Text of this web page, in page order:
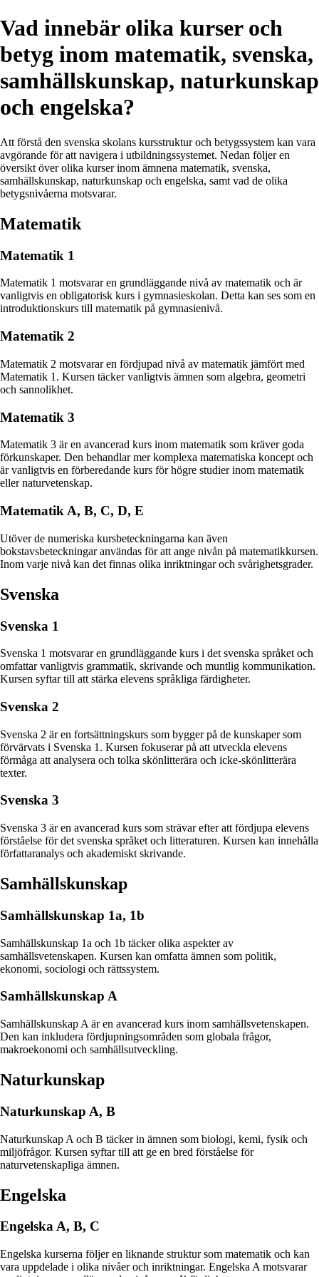
Vad innebär olika kurser och
betyg inom matematik, svenska,
samhällskunskap, naturkunskap
och engelska?
Att förstå den svenska skolans kursstruktur och betygssystem kan vara
avgörande för att navigera i utbildningssystemet. Nedan följer en
översikt över olika kurser inom ämnena matematik, svenska,
samhällskunskap, naturkunskap och engelska, samt vad de olika
betygsnivåerna motsvarar.
Matematik
Matematik 1
Matematik 1 motsvarar en grundläggande nivå av matematik och är
vanligtvis en obligatorisk kurs i gymnasieskolan. Detta kan ses som en
introduktionskurs till matematik på gymnasienivå.
Matematik 2
Matematik 2 motsvarar en fördjupad nivå av matematik jämfört med
Matematik 1. Kursen täcker vanligtvis ämnen som algebra, geometri
och sannolikhet.
Matematik 3
Matematik 3 är en avancerad kurs inom matematik som kräver goda
förkunskaper. Den behandlar mer komplexa matematiska koncept och
är vanligtvis en förberedande kurs för högre studier inom matematik
eller naturvetenskap.
Matematik A, B, C, D, E
Utöver de numeriska kursbeteckningarna kan även
bokstavsbeteckningar användas för att ange nivån på matematikkursen.
Inom varje nivå kan det finnas olika inriktningar och svårighetsgrader.
Svenska
Svenska 1
Svenska 1 motsvarar en grundläggande kurs i det svenska språket och
omfattar vanligtvis grammatik, skrivande och muntlig kommunikation.
Kursen syftar till att stärka elevens språkliga färdigheter.
Svenska 2
Svenska 2 är en fortsättningskurs som bygger på de kunskaper som
förvärvats i Svenska 1. Kursen fokuserar på att utveckla elevens
förmåga att analysera och tolka skönlitterära och icke-skönlitterära
texter.
Svenska 3
Svenska 3 är en avancerad kurs som strävar efter att fördjupa elevens
förståelse för det svenska språket och litteraturen. Kursen kan innehålla
författaranalys och akademiskt skrivande.
Samhällskunskap
Samhällskunskap 1a, 1b
Samhällskunskap 1a och 1b täcker olika aspekter av
samhällsvetenskapen. Kursen kan omfatta ämnen som politik,
ekonomi, sociologi och rättssystem.
Samhällskunskap A
Samhällskunskap A är en avancerad kurs inom samhällsvetenskapen.
Den kan inkludera fördjupningsområden som globala frågor,
makroekonomi och samhällsutveckling.
Naturkunskap
Naturkunskap A, B
Naturkunskap A och B täcker in ämnen som biologi, kemi, fysik och
miljöfrågor. Kursen syftar till att ge en bred förståelse för
naturvetenskapliga ämnen.
Engelska
Engelska A, B, C
Engelska kurserna följer en liknande struktur som matematik och kan
vara uppdelade i olika nivåer och inriktningar. Engelska A motsvarar